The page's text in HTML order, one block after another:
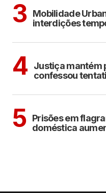
3 Mobilidade
interdições
4
Justiça mantém
confessou
5 Prisões em
doméstica